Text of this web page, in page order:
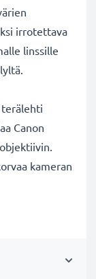
irrotettava
linssille
terälehti
Canon
kameran